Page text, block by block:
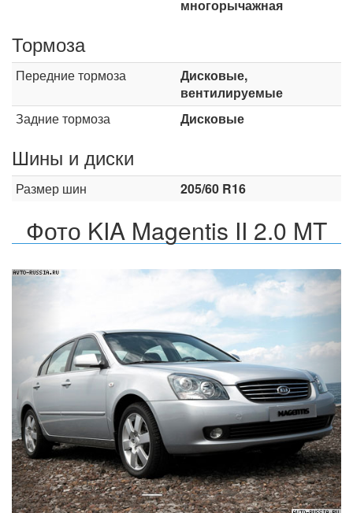
многорычажная
Тормоза
Передние тормоза
Дисковые,
вентилируемые
Задние тормоза
Дисковые
Шины и диски
Размер шин 205/60 R16
Фото KIA Magentis II 2.0 MT
Назад